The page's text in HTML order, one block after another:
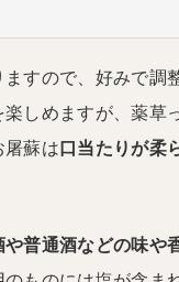
すので、好みで調
楽しめますが、薬草
屠蘇は口当たりが柔
や普通酒などの味や